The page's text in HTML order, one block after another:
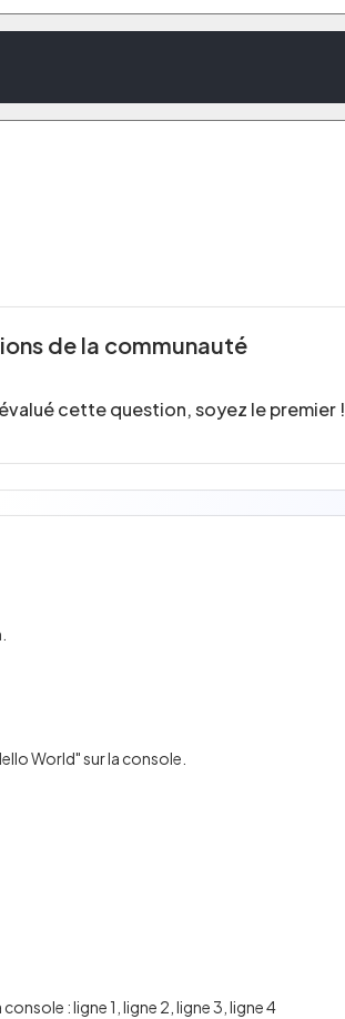
de la communauté
cette question, soyez le premier !
World" sur la console.
: ligne 1, ligne 2, ligne 3, ligne 4